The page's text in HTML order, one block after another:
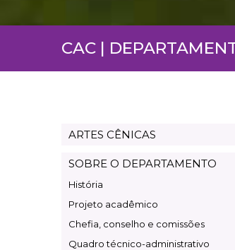
CAC |
Artes
Cênicas
ARTES CÊNICAS
SOBRE O DEPARTAMENTO
História
Projeto acadêmico
Chefia, conselho e comissões
Quadro técnico-administrativo